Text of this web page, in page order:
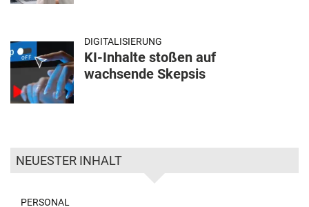
DIGITALISIERUNG
KI-Inhalte stoßen auf
wachsende Skepsis
NEUESTER INHALT
PERSONAL